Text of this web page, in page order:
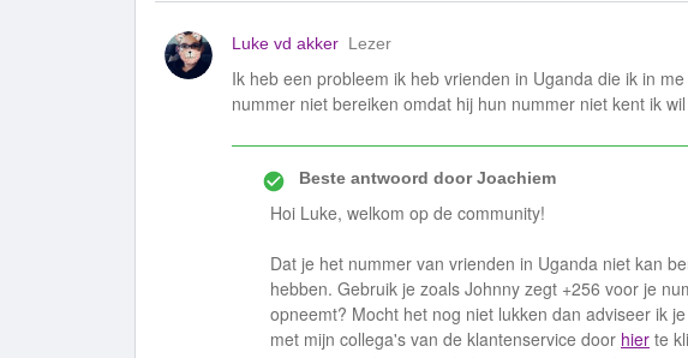
Luke vd akker Lezer
Ik heb een probleem ik heb vrienden in Uganda die ik in
nummer niet bereiken omdat hij hun nummer niet kent ik
Beste antwoord doorJoachiem
Hoi Luke, welkom op de community!
Dat je het nummer van vrienden in Uganda niet kan
hebben. Gebruik je zoals Johnny zegt +256 voor je
opneemt? Mocht het nog niet lukken dan adviseer ik
met mijn collega's van de klantenservice door hier te